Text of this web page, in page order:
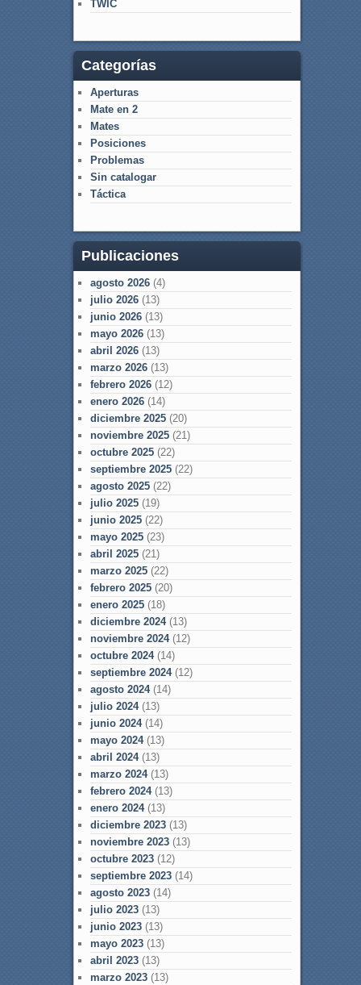
TWIC
Categorías
Aperturas
Mate en 2
Mates
Posiciones
Problemas
Sin catalogar
Táctica
Publicaciones
agosto 2026(4)
julio 2026(13)
junio 2026(13)
mayo 2026(13)
abril 2026(13)
marzo 2026(13)
febrero 2026(12)
enero 2026(14)
diciembre 2025(20)
noviembre 2025(21)
octubre 2025(22)
septiembre 2025(22)
agosto 2025(22)
julio 2025(19)
junio 2025(22)
mayo 2025(23)
abril 2025(21)
marzo 2025(22)
febrero 2025(20)
enero 2025(18)
diciembre 2024(13)
noviembre 2024(12)
octubre 2024(14)
septiembre 2024(12)
agosto 2024(14)
julio 2024(13)
junio 2024(14)
mayo 2024(13)
abril 2024(13)
marzo 2024(13)
febrero 2024(13)
enero 2024(13)
diciembre 2023(13)
noviembre 2023(13)
octubre 2023(12)
septiembre 2023(14)
agosto 2023(14)
julio 2023(13)
junio 2023(13)
mayo 2023(13)
abril 2023(13)
marzo 2023(13)